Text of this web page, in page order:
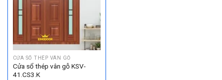
CỬA SỔ THÉP VÂN GỖ
Cửa sổ thép vân gỗ KSV-
41.CS3.K